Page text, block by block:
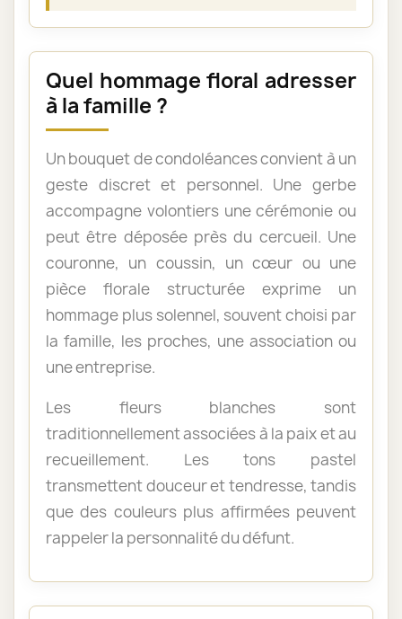
Quel hommage floral adresser
à la famille ?
Un bouquet de condoléances convient à un
geste discret et personnel. Une gerbe
accompagne volontiers une cérémonie ou
peut être déposée près du cercueil. Une
couronne, un coussin, un cœur ou une
pièce florale structurée exprime un
hommage plus solennel, souvent choisi par
la famille, les proches, une association ou
une entreprise.
Les fleurs blanches sont
traditionnellement associées à la paix et au
recueillement. Les tons pastel
transmettent douceur et tendresse, tandis
que des couleurs plus affirmées peuvent
rappeler la personnalité du défunt.